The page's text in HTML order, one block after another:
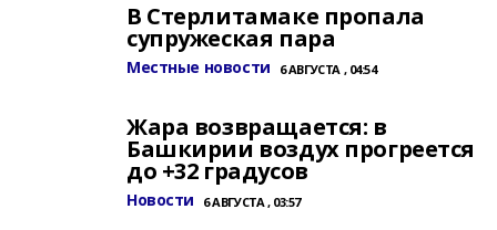
В Стерлитамаке пропала
супружеская пара
Местные новости 6 АВГУСТА , 04:54
Жара возвращается: в
Башкирии воздух прогреется
до +32 градусов
Новости 6 АВГУСТА , 03:57